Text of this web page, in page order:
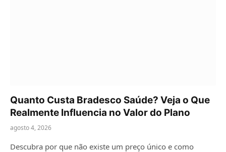
Quanto Custa Bradesco Saúde? Veja o Que
Realmente Influencia no Valor do Plano
agosto 4, 2026
Descubra por que não existe um preço único e como